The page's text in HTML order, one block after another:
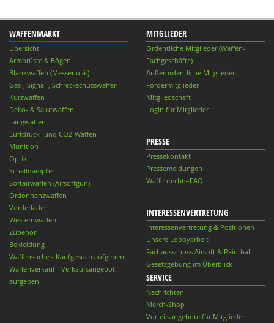
WAFFENMARKT
Übersicht
Armbrüste & Bögen
Blankwaffen (Messer u.ä.)
Gas-, Signal-, Schreckschusswaffen
Kurzwaffen
Deko- & Salutwaffen
Langwaffen
Luftdruck- und CO2-Waffen
Munition
Optik
Schalldämpfer
Softairwaffen (Airsoftgun)
Ordonnanzwaffen
Vorderlader
Westernwaffen
Zubehör
Bekleidung
Waffensuche - Kaufgesuch aufgeben
Waffenverkauf - Verkaufsangebot
aufgeben
MITGLIEDER
Ordentliche Mitglieder (Waffen-
Fachgeschäfte)
Außerordentliche Mitglieder
Fördermitglieder
Mitgliedschaft
Login für Mitglieder
PRESSE
Pressekontakt
Pressemeldungen
Waffenrechts-FAQ
INTERESSENVERTRETUNG
Interessenvertretung & Positionen
Unsere Lobbyarbeit
Fachausschuss Airsoft & Paintball
Gesetzgebung im Überblick
SERVICE
Nachrichten
Merch-Shop
Vorteilsangebote für Mitglieder